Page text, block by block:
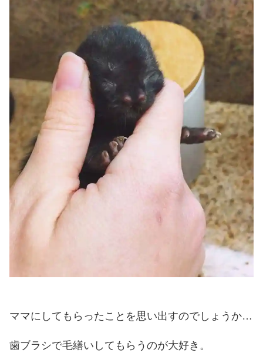
ママにしてもらったことを思い出すのでしょうか…
歯ブラシで毛繕いしてもらうのが大好き。